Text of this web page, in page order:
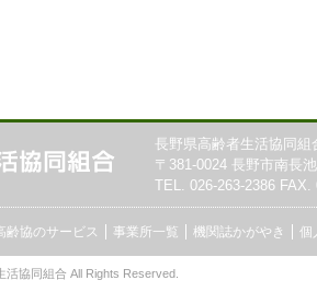
長野県高齢者生活協同組
〒381-0024 長野市南長
TEL. 026-263-2386 FAX.
齢協のサービス 事業所一覧 機関誌かがやき 個
活協同組合 All Rights Reserved.